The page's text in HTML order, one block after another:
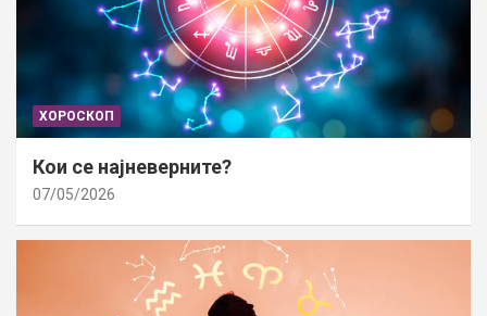
ХОРОСКОП
Кои се најневерните?
07/05/2026